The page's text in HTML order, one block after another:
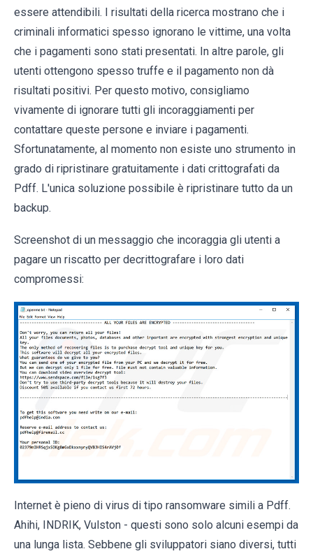
essere attendibili. I risultati della ricerca mostrano che i
criminali informatici spesso ignorano le vittime, una volta
che i pagamenti sono stati presentati. In altre parole, gli
utenti ottengono spesso truffe e il pagamento non dà
risultati positivi. Per questo motivo, consigliamo
vivamente di ignorare tutti gli incoraggiamenti per
contattare queste persone e inviare i pagamenti.
Sfortunatamente, al momento non esiste uno strumento in
grado di ripristinare gratuitamente i dati crittografati da
Pdff. L'unica soluzione possibile è ripristinare tutto da un
backup.
Screenshot di un messaggio che incoraggia gli utenti a
pagare un riscatto per decrittografare i loro dati
compromessi:
Internet è pieno di virus di tipo ransomware simili a Pdff.
Ahihi, INDRIK, Vulston - questi sono solo alcuni esempi da
una lunga lista. Sebbene gli sviluppatori siano diversi, tutti